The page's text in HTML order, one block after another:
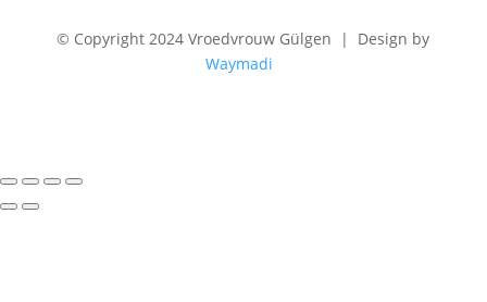
© Copyright 2024 Vroedvrouw Gülgen | Design by
Waymadi